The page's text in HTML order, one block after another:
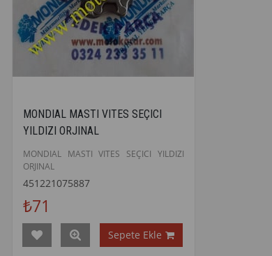
MONDIAL MASTI VITES SEÇICI
YILDIZI ORJINAL
MONDIAL MASTI VITES SEÇICI YILDIZI
ORJINAL
451221075887
₺71
Sepete Ekle